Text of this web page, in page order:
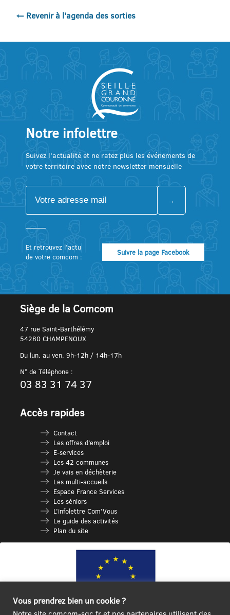
← Revenir à l'agenda des sorties
Notre infolettre
Suivez l’actualité et ne ratez plus les événements de
votre territoire avec notre newsletter mensuelle
Et retrouvez l’actu
de votre comcom :
Suivre la page Facebook
Siège de la Comcom
47 rue Saint-Barthélémy
54280 CHAMPENOUX
Du lun. au ven. 9h-12h / 14h-17h
N° de Téléphone :
03 83 31 74 37
Accès rapides
Contact
Les offres d’emploi
E-services
Les 42 communes
Je vais en déchèterie
Les multi-accueils
Espace France Services
Les séniors
L’infolettre Com’Vous
Le guide des activités
Plan du site
Vous prendrez bien un cookie ?